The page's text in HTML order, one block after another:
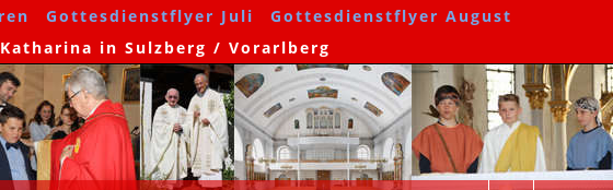
Gottesdienstflyer Juli
Gottesdienstflyer August
in Sulzberg / Vorarlberg